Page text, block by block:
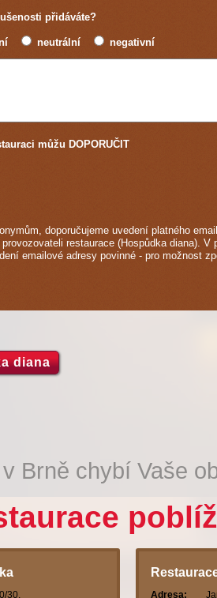
přidáváte?
neutrální negativní
můžu DOPORUČIT
doporučujeme uvedení platného
restaurace (Hospůdka diana). V
emailové adresy povinné - pro možnost
diana
Brně chybí Vaše
30, Adresa: